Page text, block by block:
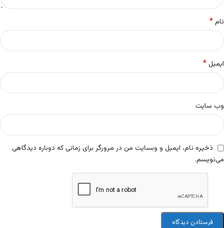
نام*
ایمیل*
وب‌ سایت
ذخیره نام، ایمیل و وبسایت من در مرورگر برای زمانی که دوباره دیدگاهی
می‌نویسم.